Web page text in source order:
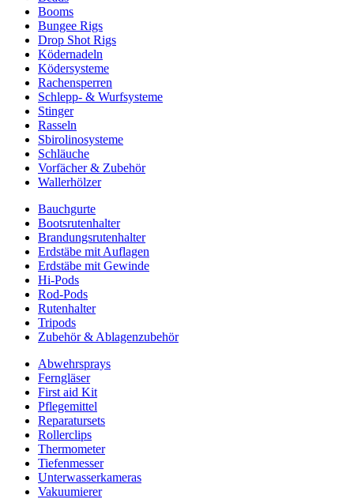
Booms
Bungee Rigs
Drop Shot Rigs
Ködernadeln
Ködersysteme
Rachensperren
Schlepp- & Wurfsysteme
Stinger
Rasseln
Sbirolinosysteme
Schläuche
Vorfächer & Zubehör
Wallerhölzer
Bauchgurte
Bootsrutenhalter
Brandungsrutenhalter
Erdstäbe mit Auflagen
Erdstäbe mit Gewinde
Hi-Pods
Rod-Pods
Rutenhalter
Tripods
Zubehör & Ablagenzubehör
Abwehrsprays
Ferngläser
First aid Kit
Pflegemittel
Reparatursets
Rollerclips
Thermometer
Tiefenmesser
Unterwasserkameras
Vakuumierer